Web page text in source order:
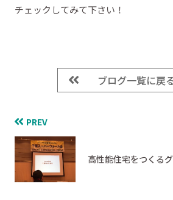
チェックしてみて下さい！
ブログ一覧に戻
PREV
高性能住宅をつくる